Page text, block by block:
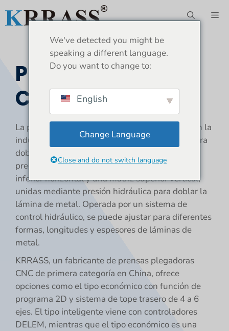
Prensa Plegadora
CNC En Venta
La prensa plegadora es una herramienta vital en la
industria de fabricación de metales, utilizada para
doblar y dar forma a las láminas de metal con
precisión. Consta de una bancada, una matriz
inferior horizontal y una matriz superior vertical,
unidas mediante presión hidráulica para doblar la
lámina de metal. Operada por un sistema de
control hidráulico, se puede ajustar para diferentes
formas, longitudes y espesores de láminas de
metal.
KRRASS, un fabricante de prensas plegadoras
CNC de primera categoría en China, ofrece
opciones como el tipo económico con función de
programa 2D y sistema de tope trasero de 4 a 6
ejes. El tipo inteligente viene con controladores
DELEM, mientras que el tipo económico es una
We've detected you might be
speaking a different language.
Do you want to change to:
English
Change Language
Close and do not switch language